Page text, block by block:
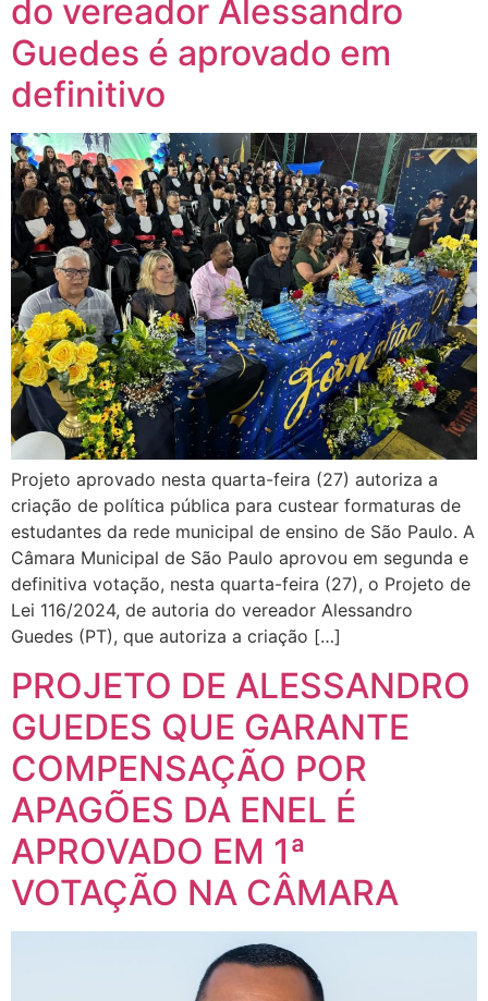
do vereador Alessandro
Guedes é aprovado em
definitivo
Projeto aprovado nesta quarta-feira (27) autoriza a
criação de política pública para custear formaturas de
estudantes da rede municipal de ensino de São Paulo. A
Câmara Municipal de São Paulo aprovou em segunda e
definitiva votação, nesta quarta-feira (27), o Projeto de
Lei 116/2024, de autoria do vereador Alessandro
Guedes (PT), que autoriza a criação […]
PROJETO DE ALESSANDRO
GUEDES QUE GARANTE
COMPENSAÇÃO POR
APAGÕES DA ENEL É
APROVADO EM 1ª
VOTAÇÃO NA CÂMARA